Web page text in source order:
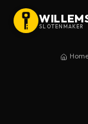
SLOTENMAKER